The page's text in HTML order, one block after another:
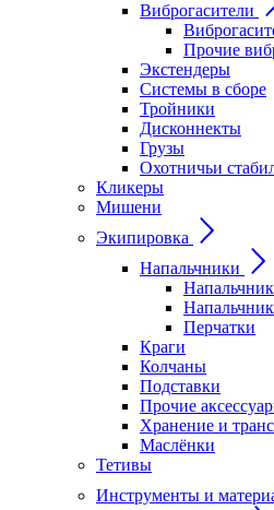
Виброгасители
Прочие
Экстендеры
Системы в сборе
Тройники
Дисконнекты
Грузы
Охотничьи
Кликеры
Мишени
Экипировка
Напальчники
Перчатки
Краги
Колчаны
Подставки
Прочие
Хранение и
Маслёнки
Тетивы
Инструменты и